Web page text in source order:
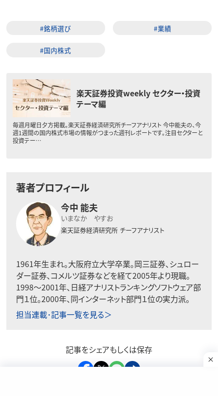
#銘柄選び #業績
#国内株式
楽天証券投資weekly セクター・投資
テーマ編
毎週月曜日夕方掲載。楽天証券経済研究所チーフアナリスト 今中能夫の、今
週1週間の国内株式市場の情報がつまった週刊レポートです。注目セクターと
投資テー…
著者プロフィール
今中 能夫
いまなか やすお
楽天証券経済研究所 チーフアナリスト
1961年生まれ。大阪府立大学卒業。岡三証券、シュロー
ダー証券、コメルツ証券などを経て2005年より現職。
1998〜2001年、日経アナリストランキングソフトウェア部
門１位。2000年、同インターネット部門１位の実力派。
担当連載･記事一覧を見る＞
記事をシェアもしくは保存